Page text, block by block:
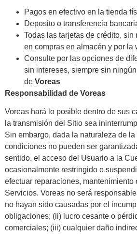
Pagos en efectivo en la tienda
Deposito o transferencia
Todas las tarjetas de crédito, sin
en compras en almacén y por la
Consulte por las opciones de
sin intereses, siempre sin
de Voreas
Responsabilidad de Voreas
Voreas hará lo posible dentro de sus
la transmisión del Sitio sea
Sin embargo, dada la naturaleza de
condiciones no pueden ser
sentido, el acceso del Usuario a la
ocasionalmente restringido o
efectuar reparaciones, mantenimiento
Servicios. Voreas no será
no hayan sido causadas por el
obligaciones; (ii) lucro cesante o
comerciales; (iii) cualquier daño